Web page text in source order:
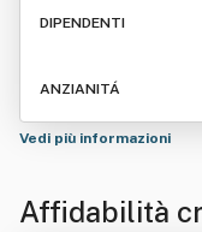
DIPENDENTI
ANZIANITÁ
Vedi più informazioni
Affidabilità